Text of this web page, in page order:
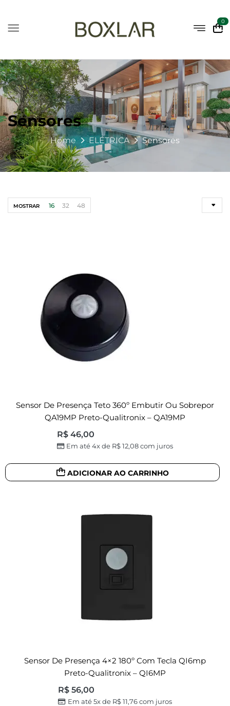
0
Sensores
Home ELÉTRICA Sensores
MOSTRAR 16 32 48
Sensor De Presença Teto 360º Embutir Ou Sobrepor
QA19MP Preto-Qualitronix – QA19MP
R$46,00
Em até 4x de R$12,08com juros
ADICIONAR AO CARRINHO
Sensor De Presença 4×2 180º Com Tecla QI6mp
Preto-Qualitronix – QI6MP
R$ 56,00
Em até 5x de R$11,76com juros